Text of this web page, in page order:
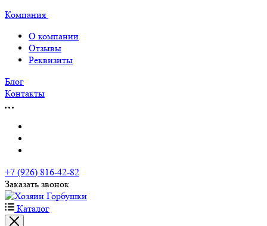
Компания
О компании
Отзывы
Реквизиты
Блог
Контакты
+7 (926) 816-42-82
Заказать звонок
Каталог